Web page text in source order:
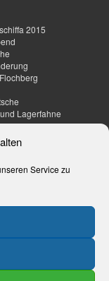
Service zu
2015
Lagerfahne
in Instagram-Stories